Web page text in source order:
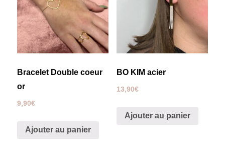
Bracelet Double coeur
or
9,90€
Ajouter au panier
BO KIM acier
13,90€
Ajouter au panier